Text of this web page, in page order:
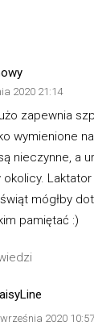
2020 21:14
zapewnia
wymienione
nieczynne, a
okolicy.
mógłby
pamiętać :)
2020 10:57